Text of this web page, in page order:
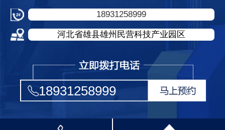
18931258999
河北省雄县雄州民营科技产业园区
18931258999